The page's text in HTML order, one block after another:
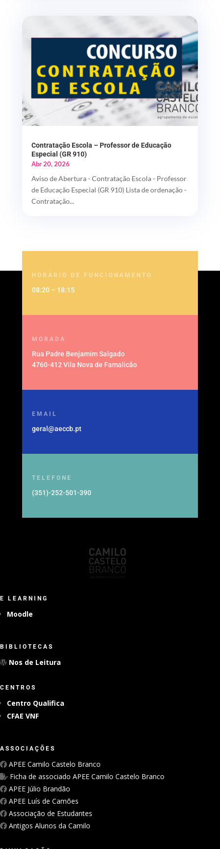
Contratação Escola – Professor de Educação
Especial (GR 910)
Abr 20, 2026
Aviso de Abertura - Contratação Escola - Professor
de Educação Especial (GR 910) Lista de ordenação -
Contratação...
HORÁRIO DE FUNCIONAMENTO
08:20 – 18:15
MORADA
Rua Padre Benjamim Salgado
4760-412 Vila Nova de Famalicão
EMAIL
geral@aeccb.pt
TELEFONE
(351)-252-501-390
E LEARNING
Moodle
BIBLIOTECAS
Nos de Leitura
CENTROS
Centro Qualifica
CFAE VNF
ASSOCIAÇÕES
APEE Camilo Castelo Branco
Ficha de associado APEE Camilo Castelo Branco
APEE Júlio Brandão
APEE Luís de Camões
Associação de Estudantes
Antigos Alunos da Camilo